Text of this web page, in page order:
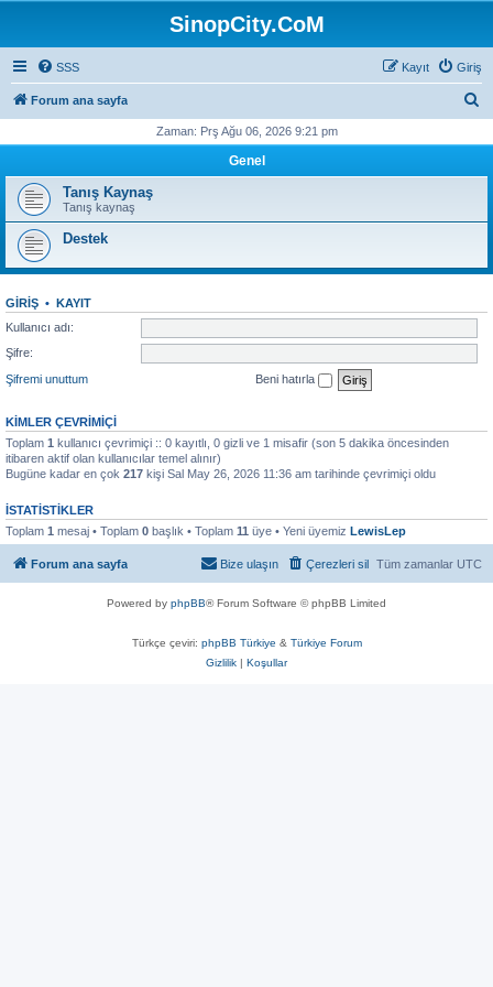
SinopCity.CoM
SSS Giriş
Kayıt
Forum ana sayfa
Zaman: Prş Ağu 06, 2026 9:21 pm
Genel
Tanış Kaynaş
Tanış kaynaş
Destek
GIRIŞ • KAYIT
Kullanıcı adı:
Şifre:
Şifremi unuttum
Beni hatırla
KIMLER ÇEVRIMIÇI
Toplam 1 kullanıcı çevrimiçi :: 0 kayıtlı, 0 gizli ve 1 misafir (son 5 dakika öncesinden
itibaren aktif olan kullanıcılar temel alınır)
Bugüne kadar en çok 217 kişi Sal May 26, 2026 11:36 am tarihinde çevrimiçi oldu
İSTATISTIKLER
Toplam 1 mesaj • Toplam 0 başlık • Toplam 11 üye • Yeni üyemiz LewisLep
Forum ana sayfa Tüm zamanlar UTC
Çerezleri sil
Bize ulaşın
Powered by phpBB® Forum Software © phpBB Limited
Türkçe çeviri: phpBB Türkiye & Türkiye Forum
Gizlilik | Koşullar